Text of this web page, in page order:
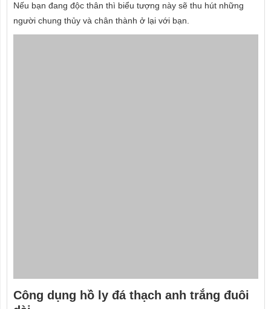
Nếu bạn đang độc thân thì biểu tượng này sẽ thu hút những
người chung thủy và chân thành ở lại với bạn.
Công dụng hồ ly đá thạch anh trắng đuôi